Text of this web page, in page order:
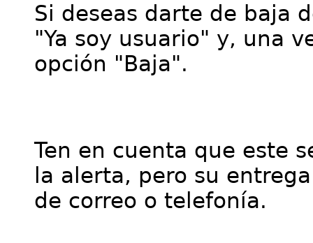
Si deseas darte de baja
"Ya soy usuario" y, una
opción "Baja".
Ten en cuenta que este
la alerta, pero su
de correo o telefonía.